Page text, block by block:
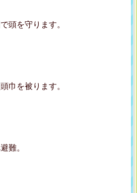
頭を守ります。
巾を被ります。
難。